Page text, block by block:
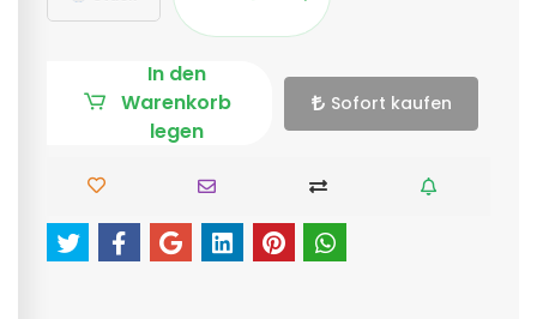
In den
Warenkorb
legen
Sofort kaufen